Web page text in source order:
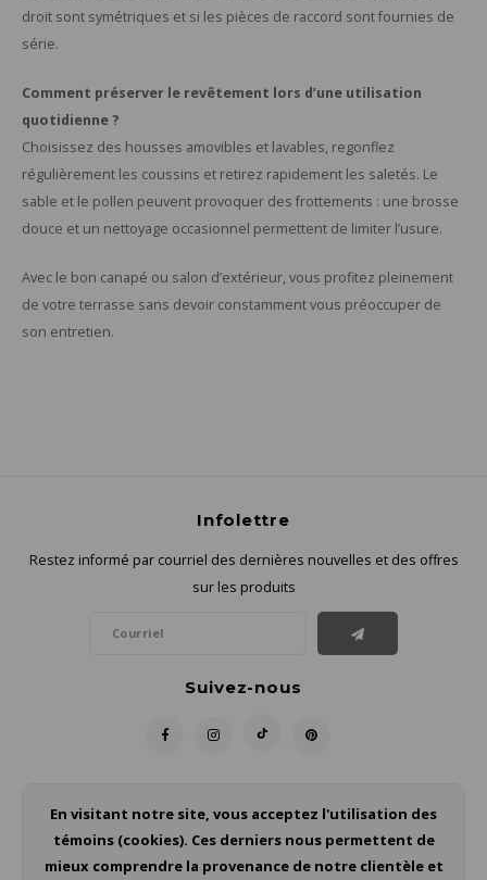
droit sont symétriques et si les pièces de raccord sont fournies de
série.
Comment préserver le revêtement lors d’une utilisation
quotidienne ?
Choisissez des housses amovibles et lavables, regonflez
régulièrement les coussins et retirez rapidement les saletés. Le
sable et le pollen peuvent provoquer des frottements : une brosse
douce et un nettoyage occasionnel permettent de limiter l’usure.
Avec le bon canapé ou salon d’extérieur, vous profitez pleinement
de votre terrasse sans devoir constamment vous préoccuper de
son entretien.
Infolettre
Restez informé par courriel des dernières nouvelles et des offres
sur les produits
Suivez-nous
Service à la clientèle
En visitant notre site, vous acceptez l'utilisation des
témoins (cookies). Ces derniers nous permettent de
mieux comprendre la provenance de notre clientèle et